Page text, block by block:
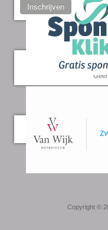
Inschrijven
Copyright ©